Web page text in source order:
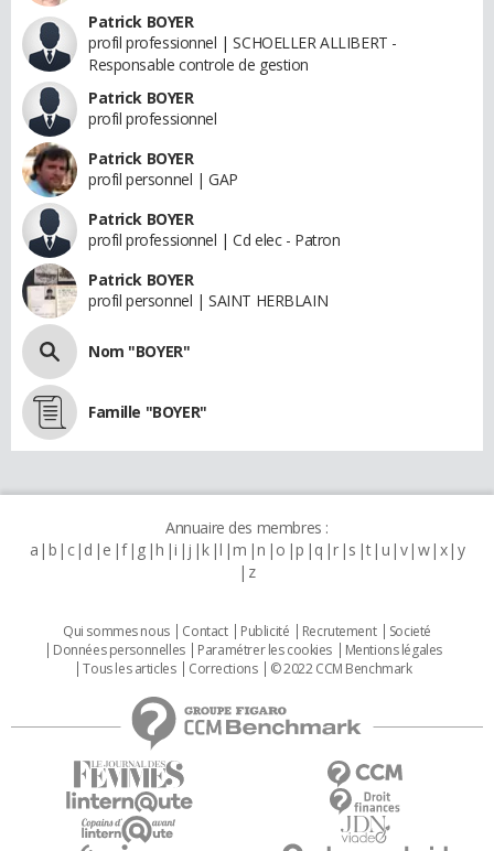
Patrick BOYER
profil professionnel | SCHOELLER ALLIBERT -
Responsable controle de gestion
Patrick BOYER
profil professionnel
Patrick BOYER
profil personnel | GAP
Patrick BOYER
profil professionnel | Cd elec - Patron
Patrick BOYER
profil personnel | SAINT HERBLAIN
Nom "BOYER"
Famille "BOYER"
Annuaire des membres :
a b c d e f g h i j k l m n o p q r s t u v w x y
z
Qui sommes nous Contact Publicité Recrutement
Societé
Données personnelles
Paramétrer les cookies
Mentions légales
Tous les articles
Corrections © 2022 CCM Benchmark